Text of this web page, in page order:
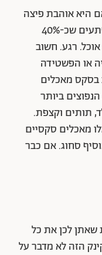
היא אוהבת פיצה
היא בחורה לחתונה", קשה להיות מופתעים שכ-40%
רגע. חשוב
או הפשטידה
בסקס מאכלים
ביותר
תותים וקצפת.
מאכלים סקסיים
סחוג. אם כבר
שאתן לכן את כל
הזה לא מדבר על